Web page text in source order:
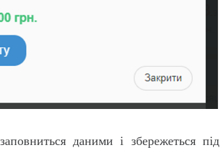
даними і збережеться під